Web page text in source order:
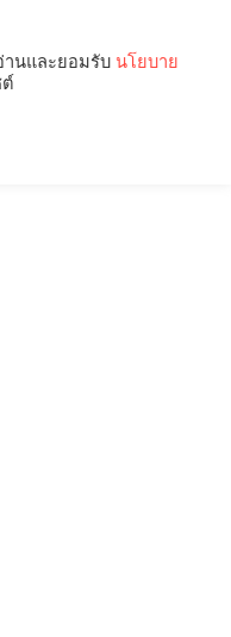
านและยอมรับ นโยบาย
ต์